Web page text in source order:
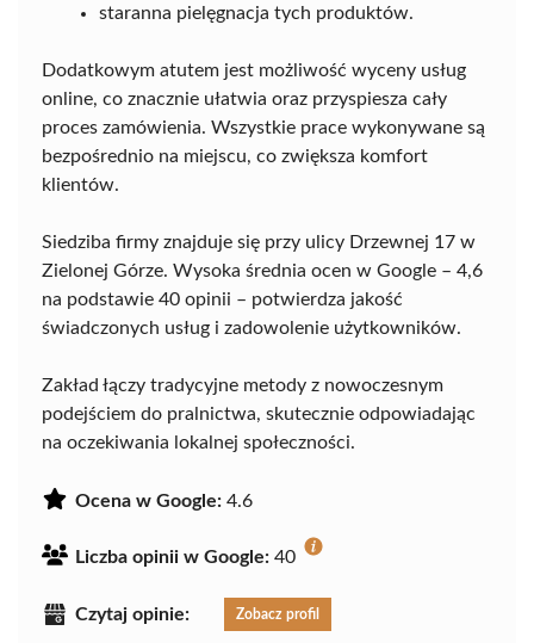
staranna pielęgnacja tych produktów.
Dodatkowym atutem jest możliwość wyceny usług
online, co znacznie ułatwia oraz przyspiesza cały
proces zamówienia. Wszystkie prace wykonywane są
bezpośrednio na miejscu, co zwiększa komfort
klientów.
Siedziba firmy znajduje się przy ulicy Drzewnej 17 w
Zielonej Górze. Wysoka średnia ocen w Google – 4,6
na podstawie 40 opinii – potwierdza jakość
świadczonych usług i zadowolenie użytkowników.
Zakład łączy tradycyjne metody z nowoczesnym
podejściem do pralnictwa, skutecznie odpowiadając
na oczekiwania lokalnej społeczności.
Ocena w Google: 4.6
Liczba opinii w Google: 40
Czytaj opinie: Zobacz profil